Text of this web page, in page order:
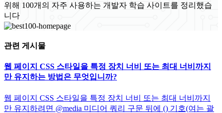
위해 100개의 자주 사용하는 개발자 학습 사이트를 정리했습
니다
관련 게시물
웹 페이지 CSS 스타일을 특정 장치 너비 또는 최대 너비까지
만 유지하는 방법은 무엇입니까?
웹 페이지 CSS 스타일을 특정 장치 너비 또는 최대 너비까지
만 유지하려면 @media 미디어 쿼리 구문 뒤에 () 기호(여는 괄